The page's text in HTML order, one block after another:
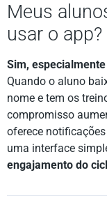
Meus
usar o app?
Sim,
Quando o aluno
nome e tem os
compromisso
oferece
uma interface
engajamento do